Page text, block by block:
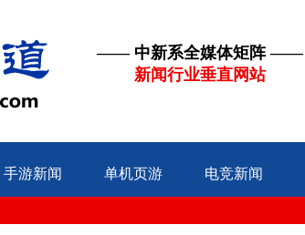
—— 中新系全媒体矩阵 ——
新闻行业垂直网站
手游新闻 单机页游 电竞新闻